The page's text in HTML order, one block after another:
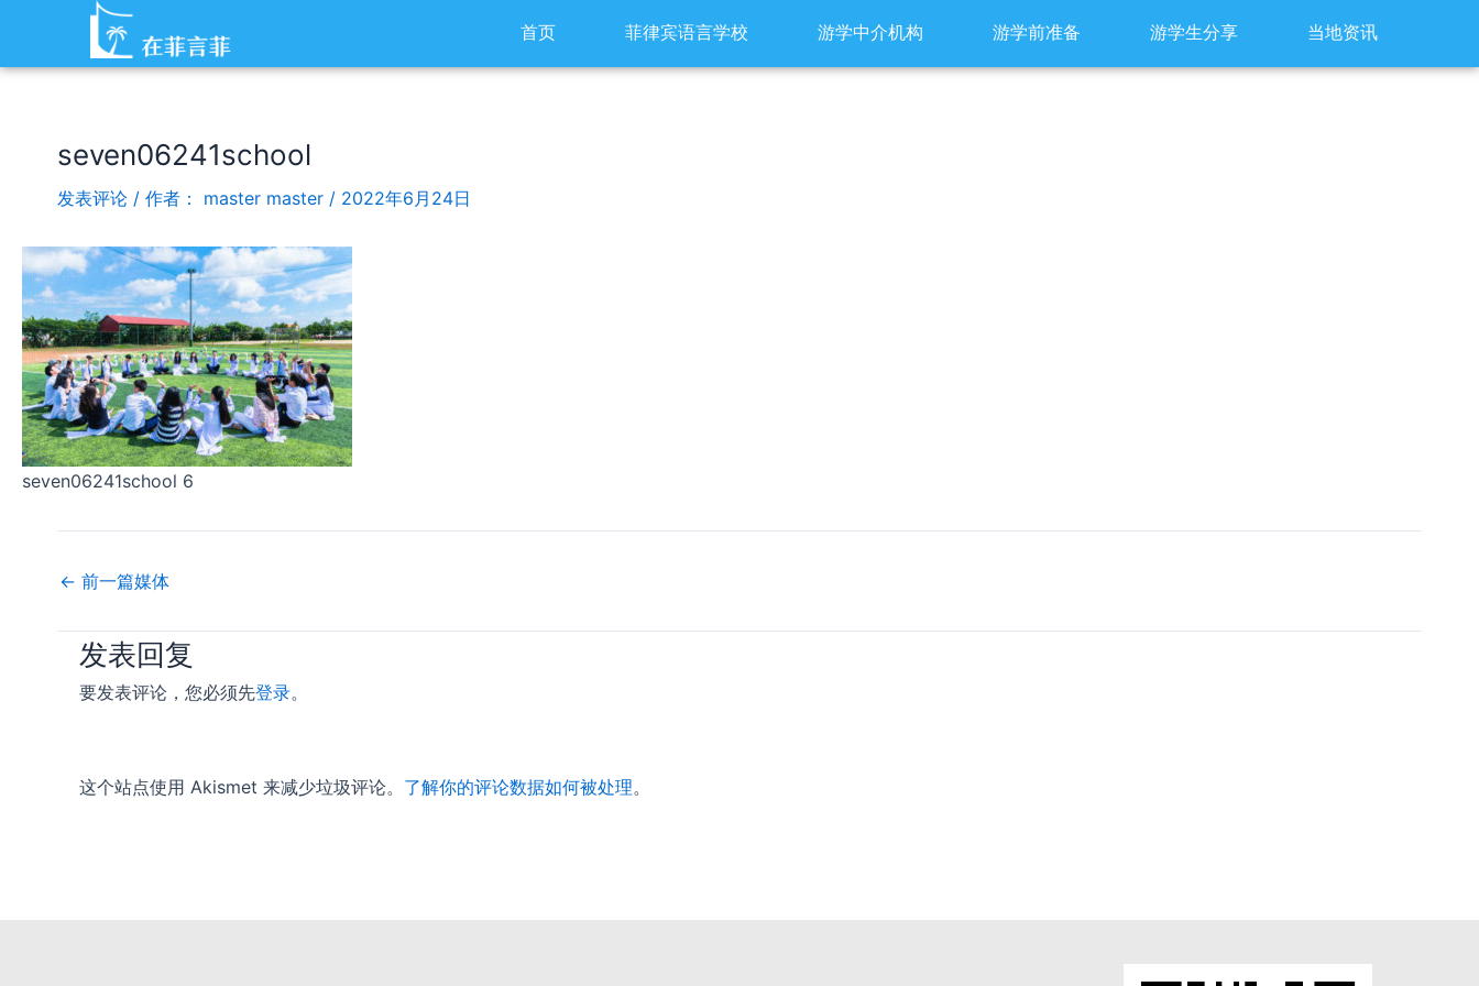
内
首页 菲律宾语言学校 游学中介机构 游学前准备 游学生分享 当地资讯
seven06241school
发表评论 / 作者： master master / 2022年6月24日
seven06241school 6
Post
navigation
← 前一篇媒体
发表回复
要发表评论，您必须先登录。
这个站点使用 Akismet 来减少垃圾评论。 了解你的评论数据如何被处理。